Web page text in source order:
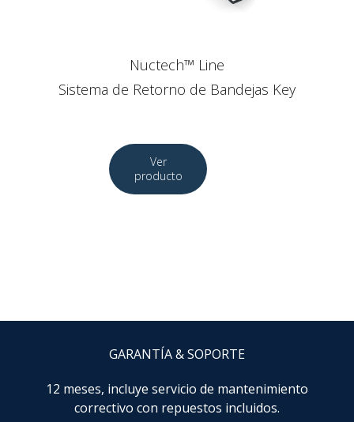
Nuctech™ Line
Sistema de Retorno de Bandejas Key
GARANTÍA & SOPORTE
12 meses, incluye servicio de mantenimiento
correctivo con repuestos incluidos.